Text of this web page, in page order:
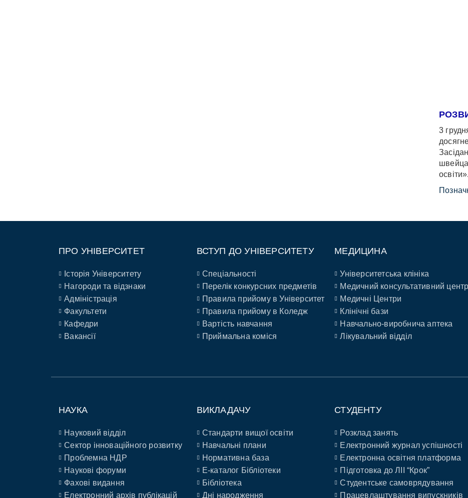
3
ПРО УНІВЕРСИТЕТ
Історія Університету
Нагороди та відзнаки
Адміністрація
Факультети
Кафедри
Вакансії
ВСТУП ДО УНІВЕРСИТЕТУ
Спеціальності
Перелік конкурсних предметів
Правила прийому в Університет
Правила прийому в Коледж
Вартість навчання
Приймальна коміся
МЕДИЦИНА
Університетська клініка
Медичний консультативний центр
Медичні Центри
Клінічні бази
Навчально-виробнича аптека
Лікувальний відділ
НАУКА
Науковий відділ
Сектор інноваційного розвитку
Проблемна НДР
Наукові форуми
Фахові видання
Електронний архів публікацій
ВИКЛАДАЧУ
Стандарти вищої освіти
Навчальні плани
Нормативна база
E-каталог Бібліотеки
Бібліотека
Дні народження
СТУДЕНТУ
Розклад занять
Електронний журнал успішності
Електронна освітня платформа
Підготовка до ЛІІ “Крок”
Студентське самоврядування
Працевлаштування випускників